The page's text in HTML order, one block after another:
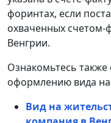
форинтах, если
охваченных счетом-
Венгрии.
Ознакомьтесь также
оформлению вида на
Вид на